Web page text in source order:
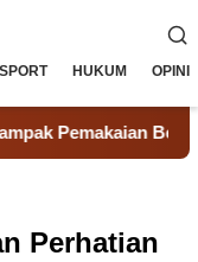
SPORT HUKUM OPINI
Berlebihan
Perhatian